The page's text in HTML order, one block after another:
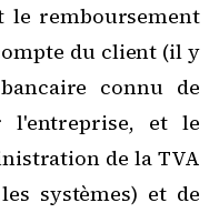
remboursement
du client (il y
connu de
l'entreprise, et le
de la TVA
systèmes) et de